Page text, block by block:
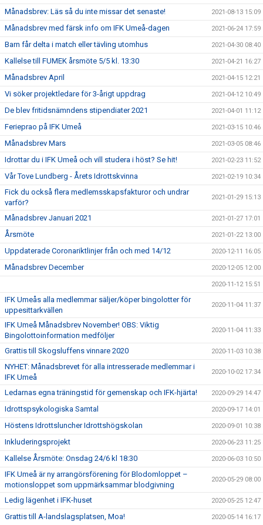
Månadsbrev: Läs så du inte missar det senaste! 2021-08-13 15:09
Månadsbrev med färsk info om IFK Umeå-dagen 2021-06-24 17:59
Barn får delta i match eller tävling utomhus 2021-04-30 08:40
Kallelse till FUMEK årsmöte 5/5 kl. 13:30 2021-04-21 16:27
Månadsbrev April 2021-04-15 12:21
Vi söker projektledare för 3-årigt uppdrag 2021-04-12 10:49
De blev fritidsnämndens stipendiater 2021 2021-04-01 11:12
Ferieprao på IFK Umeå 2021-03-15 10:46
Månadsbrev Mars 2021-03-05 08:46
Idrottar du i IFK Umeå och vill studera i höst? Se hit! 2021-02-23 11:52
Vår Tove Lundberg - Årets Idrottskvinna 2021-02-19 10:34
Fick du också flera medlemsskapsfakturor och undrar
varför?
2021-01-29 15:13
Månadsbrev Januari 2021 2021-01-27 17:01
Årsmöte 2021-01-22 13:00
Uppdaterade Coronariktlinjer från och med 14/12 2020-12-11 16:05
Månadsbrev December 2020-12-05 12:00
2020-11-12 15:51
IFK Umeås alla medlemmar säljer/köper bingolotter för
uppesittarkvällen
2020-11-04 11:37
IFK Umeå Månadsbrev November! OBS: Viktig
Bingolottoinformation medföljer
2020-11-04 11:33
Grattis till Skogsluffens vinnare 2020 2020-11-03 10:38
NYHET: Månadsbrevet för alla intresserade medlemmar i
IFK Umeå
2020-10-02 17:34
Ledarnas egna träningstid för gemenskap och IFK-hjärta! 2020-09-29 14:47
Idrottspsykologiska Samtal 2020-09-17 14:01
Höstens Idrottsluncher Idrottshögskolan 2020-09-01 10:38
Inkluderingsprojekt 2020-06-23 11:25
Kallelse Årsmöte: Onsdag 24/6 kl 18:30 2020-06-03 10:50
IFK Umeå är ny arrangörsförening för Blodomloppet –
motionsloppet som uppmärksammar blodgivning
2020-05-29 08:00
Ledig lägenhet i IFK-huset 2020-05-25 12:47
Grattis till A-landslagsplatsen, Moa! 2020-05-14 16:17